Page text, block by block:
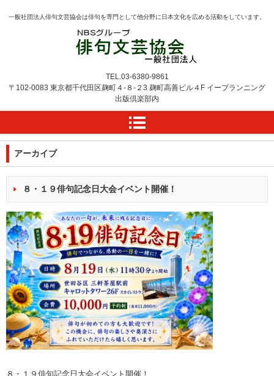
一般社団法人俳句文芸協会は俳句を専門として他分野に日本文化を広める活動をしています。
TEL.03-6380-9861
〒102-0083 東京都千代田区麹町４-８-２3 麹町高善ビル４F イープランニング
出版倶楽部内
アーカイブ
８・１９俳句記念日大会イベント開催！
８・１９俳句記念日大会イベント開催！